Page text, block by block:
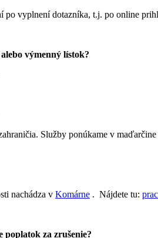
po vyplnení dotazníka, t.j. po online
výmenný lístok?
Služby ponúkame v
nachádza v Komárne . Nájdete tu:
za zrušenie?